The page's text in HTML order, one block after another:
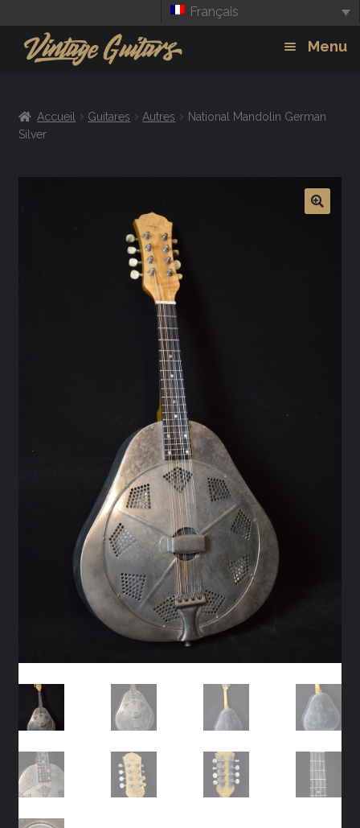
Français
Menu
Amplis
Accueil Guitares Autres
National Mandolin German
Silver